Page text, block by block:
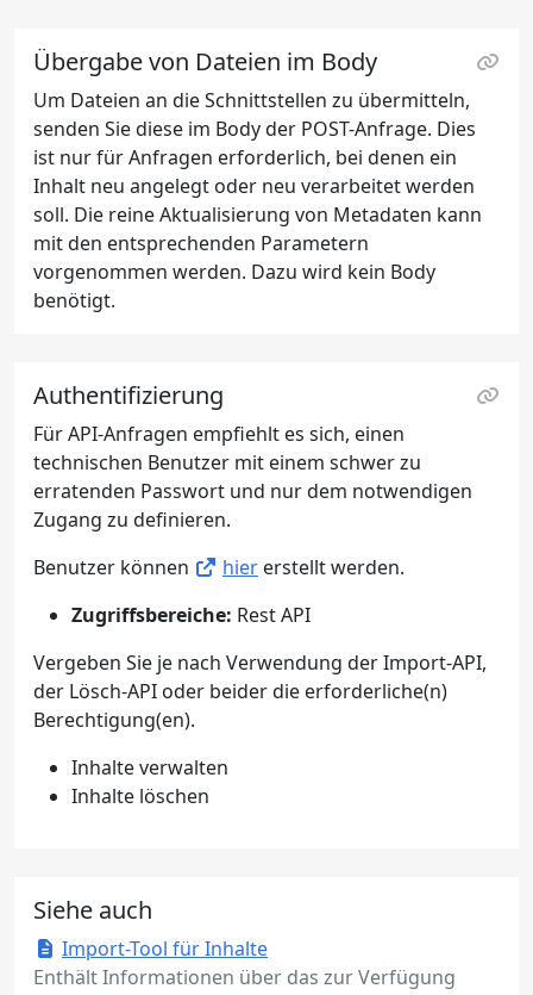
Übergabe von Dateien im Body
Um Dateien an die Schnittstellen zu übermitteln,
senden Sie diese im Body der POST-Anfrage. Dies
ist nur für Anfragen erforderlich, bei denen ein
Inhalt neu angelegt oder neu verarbeitet werden
soll. Die reine Aktualisierung von Metadaten kann
mit den entsprechenden Parametern
vorgenommen werden. Dazu wird kein Body
benötigt.
Authentifizierung
Für API-Anfragen empfiehlt es sich, einen
technischen Benutzer mit einem schwer zu
erratenden Passwort und nur dem notwendigen
Zugang zu definieren.
Benutzer können
hier erstellt werden.
Zugriffsbereiche: Rest API
Vergeben Sie je nach Verwendung der Import-API,
der Lösch-API oder beider die erforderliche(n)
Berechtigung(en).
Inhalte verwalten
Inhalte löschen
Siehe auch
Import-Tool für Inhalte
Enthält Informationen über das zur Verfügung